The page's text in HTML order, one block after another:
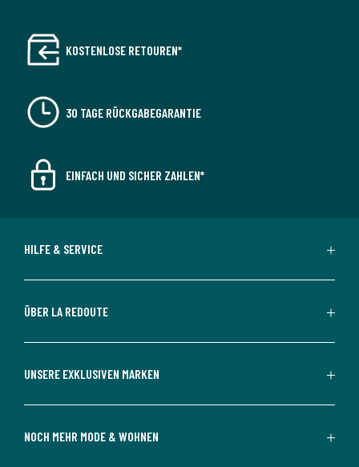
KOSTENLOSE RETOUREN*
30 TAGE RÜCKGABEGARANTIE
EINFACH UND SICHER ZAHLEN*
HILFE & SERVICE
ÜBER LA REDOUTE
UNSERE EXKLUSIVEN MARKEN
NOCH MEHR MODE & WOHNEN